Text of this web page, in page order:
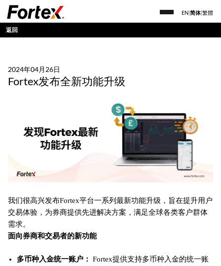
EN 简体 繁體
返回
2024年04月26日
Fortex发布全新功能升级
我们很高兴发布Fortex平台一系列最新功能升级，旨在提升用户
交易体验，为券商提供先进解决方案，满足全球各类客户群体
需求。
面向券商和交易者的新功能
多币种入金统一账户：
Fortex提供支持多币种入金的统一账